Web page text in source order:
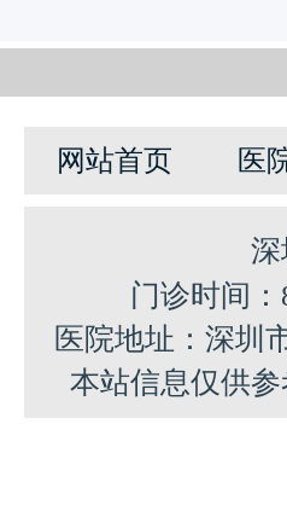
网站首页 医
深
门诊时间
医院地址：深圳
本站信息仅供